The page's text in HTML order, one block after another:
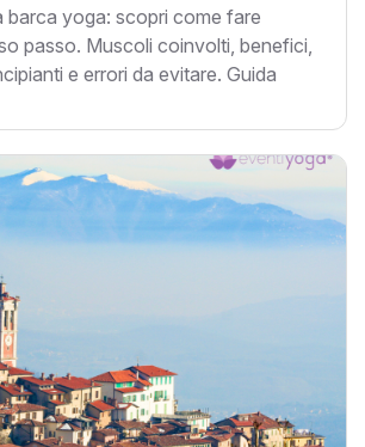
barca yoga: scopri come fare
passo. Muscoli coinvolti, benefici,
e errori da evitare. Guida